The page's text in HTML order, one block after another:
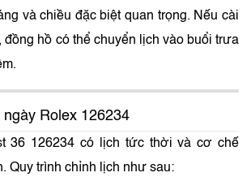
và chiều đặc biệt quan trọng. Nếu cài
đồng hồ có thể chuyển lịch vào buổi trưa
Rolex 126234
36 126234 có lịch tức thời và cơ chế
Quy trình chỉnh lịch như sau: